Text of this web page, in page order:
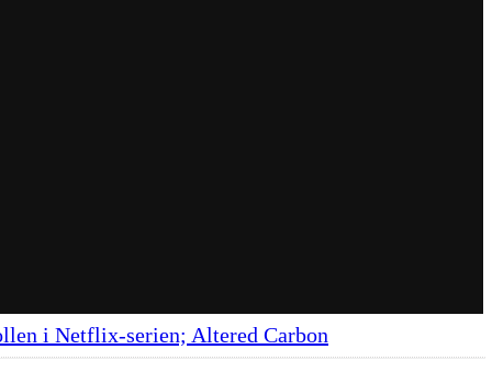
i Netflix-serien; Altered Carbon